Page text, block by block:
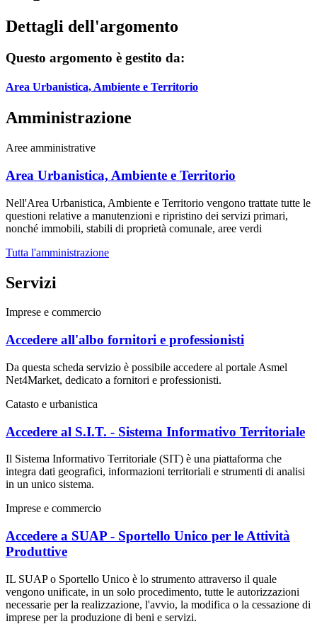
Dettagli dell'argomento
Questo argomento è gestito da:
Area Urbanistica, Ambiente e Territorio
Amministrazione
Aree amministrative
Area Urbanistica, Ambiente e Territorio
Nell'Area Urbanistica, Ambiente e Territorio vengono trattate tutte le
questioni relative a manutenzioni e ripristino dei servizi primari,
nonché immobili, stabili di proprietà comunale, aree verdi
Tutta l'amministrazione
Servizi
Imprese e commercio
Accedere all'albo fornitori e professionisti
Da questa scheda servizio è possibile accedere al portale Asmel
Net4Market, dedicato a fornitori e professionisti.
Catasto e urbanistica
Accedere al S.I.T. - Sistema Informativo Territoriale
Il Sistema Informativo Territoriale (SIT) è una piattaforma che
integra dati geografici, informazioni territoriali e strumenti di analisi
in un unico sistema.
Imprese e commercio
Accedere a SUAP - Sportello Unico per le Attività
Produttive
IL SUAP o Sportello Unico è lo strumento attraverso il quale
vengono unificate, in un solo procedimento, tutte le autorizzazioni
necessarie per la realizzazione, l'avvio, la modifica o la cessazione di
imprese per la produzione di beni e servizi.